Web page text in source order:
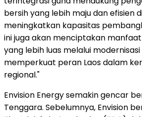
bersih yang lebih maju dan efisien
meningkatkan kapasitas
ini juga akan menciptakan
yang lebih luas melalui
memperkuat peran Laos dalam
regional."
Envision Energy semakin gencar
Tenggara. Sebelumnya, Envision